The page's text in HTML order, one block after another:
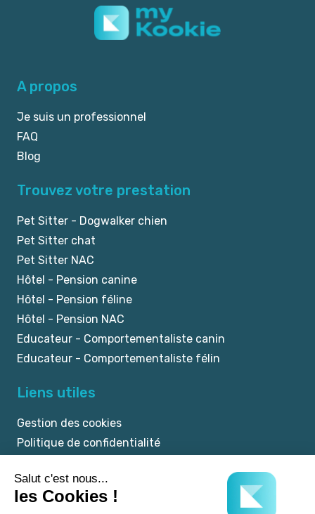
A propos
Je suis un professionnel
FAQ
Blog
Trouvez votre prestation
Pet Sitter - Dogwalker chien
Pet Sitter chat
Pet Sitter NAC
Hôtel - Pension canine
Hôtel - Pension féline
Hôtel - Pension NAC
Educateur - Comportementaliste canin
Educateur - Comportementaliste félin
Liens utiles
Gestion des cookies
Politique de confidentialité
CGU